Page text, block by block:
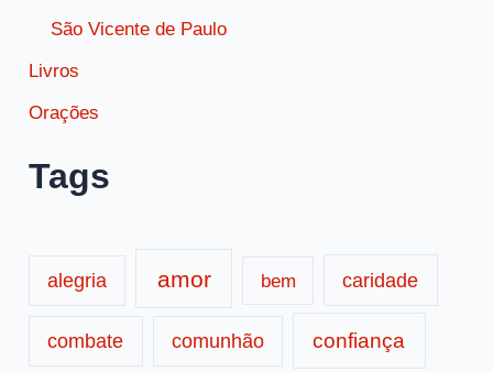
São Vicente de Paulo
Livros
Orações
Tags
alegria amor bem caridade
combate comunhão confiança